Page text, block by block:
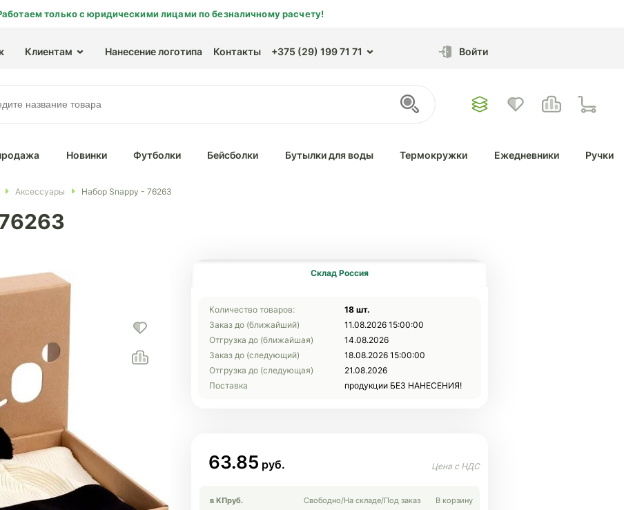
только с юридическими лицами по безналичному расчету!
Клиентам Нанесение логотипа Контакты +375 (29) 199 71 71 Войти
Новинки Футболки Бейсболки Бутылки для воды Термокружки Ежедневники Ручки
Аксессуары Набор Snappy - 76263
Склад Россия
Количество товаров:
18 шт.
Заказ до (ближайший)
11.08.2026 15:00:00
Отгрузка до (ближайшая)
14.08.2026
Заказ до (следующий)
18.08.2026 15:00:00
Отгрузка до (следующая)
21.08.2026
Поставка
продукции БЕЗ НАНЕСЕНИЯ!
63.85
в КПруб. Свободно/На складе/Под заказ В корзину